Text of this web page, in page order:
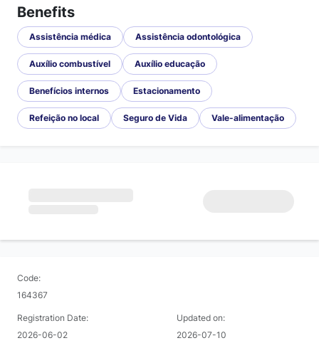
Benefits
Assistência médica Assistência odontológica
Auxílio combustível Auxílio educação
Benefícios internos Estacionamento
Refeição no local Seguro de Vida Vale-alimentação
Code:
164367
Registration Date:
2026-06-02
Updated on:
2026-07-10